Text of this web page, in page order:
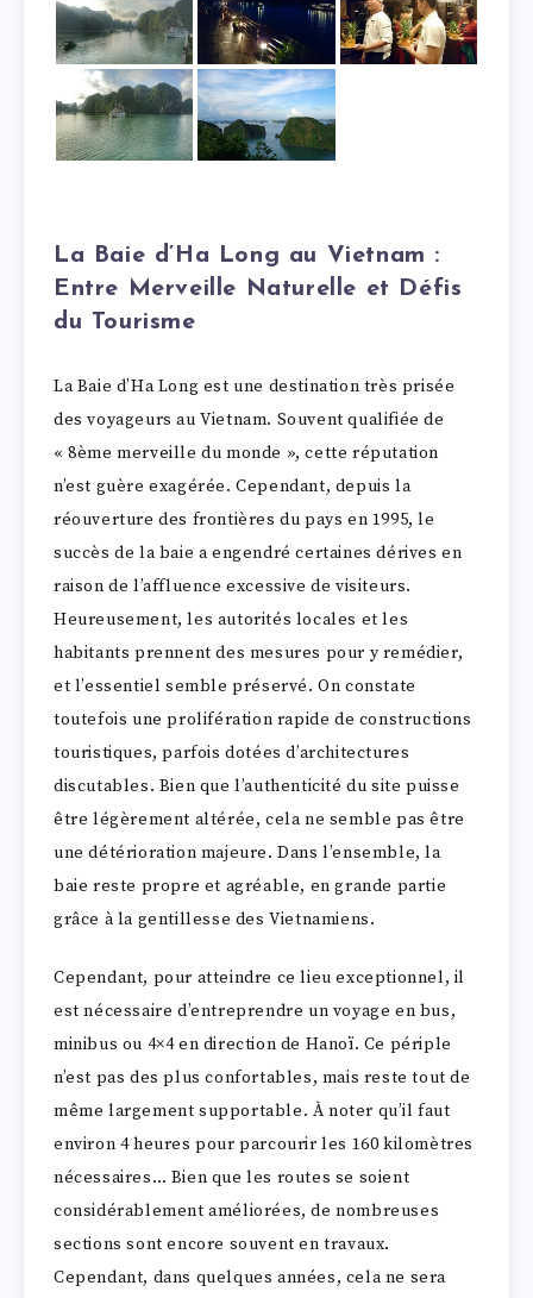
La Baie d’Ha Long au Vietnam :
Entre Merveille Naturelle et Défis
du Tourisme
La Baie d’Ha Long est une destination très prisée
des voyageurs au Vietnam. Souvent qualifiée de
« 8ème merveille du monde », cette réputation
n’est guère exagérée. Cependant, depuis la
réouverture des frontières du pays en 1995, le
succès de la baie a engendré certaines dérives en
raison de l’affluence excessive de visiteurs.
Heureusement, les autorités locales et les
habitants prennent des mesures pour y remédier,
et l’essentiel semble préservé. On constate
toutefois une prolifération rapide de constructions
touristiques, parfois dotées d’architectures
discutables. Bien que l’authenticité du site puisse
être légèrement altérée, cela ne semble pas être
une détérioration majeure. Dans l’ensemble, la
baie reste propre et agréable, en grande partie
grâce à la gentillesse des Vietnamiens.
Cependant, pour atteindre ce lieu exceptionnel, il
est nécessaire d’entreprendre un voyage en bus,
minibus ou 4×4 en direction de Hanoï. Ce périple
n’est pas des plus confortables, mais reste tout de
même largement supportable. À noter qu’il faut
environ 4 heures pour parcourir les 160 kilomètres
nécessaires… Bien que les routes se soient
considérablement améliorées, de nombreuses
sections sont encore souvent en travaux.
Cependant, dans quelques années, cela ne sera